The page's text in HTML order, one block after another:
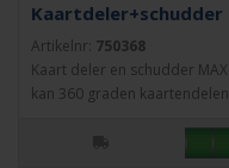
Kaartdeler+schudder
Artikelnr: 750368
Kaart deler en schudder
kan 360 graden